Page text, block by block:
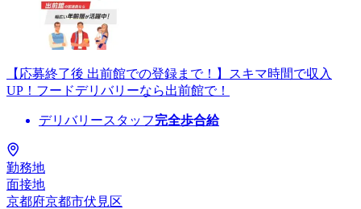
【応募終了後 出前館での登録まで！】スキマ時間で収入
UP！フードデリバリーなら出前館で！
デリバリースタッフ完全歩合給
勤務地
面接地
京都府京都市伏見区